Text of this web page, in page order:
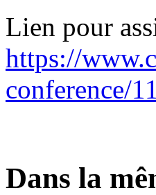
Lien pour
https://
conference/
Dans la